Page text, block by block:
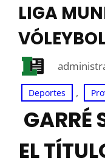
LIGA
Deportes ,
GARRÉ
EL